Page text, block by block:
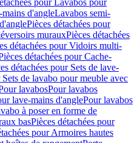
pour Lavabos pour
mains d'angleLavabos semi-
Pièces détachées pour
murauxPièces détachées
détachées pour Vidoirs multi-
détachées pour Cache-
détachées pour Sets de lave-
Sets de lavabo pour meuble avec
lavabosPour lavabos
lave-mains d'anglePour lavabos
à poser en forme de
basPièces détachées pour
pour Armoires hautes